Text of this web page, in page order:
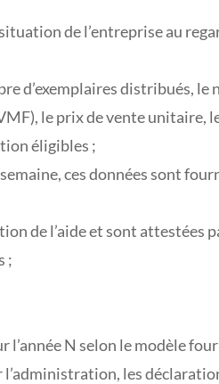
de l’entreprise au
d’exemplaires distribués, le
le prix de vente unitaire,
éligibles ;
ces données sont
de l’aide et sont attestées
;
N selon le modèle
les